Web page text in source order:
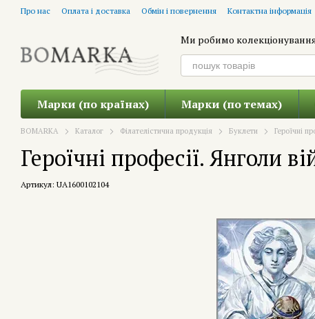
Перейти до основного контенту
Про нас Оплата і доставка Обмін і повернення Контактна інформація
Ми робимо
Марки (по країнах) Марки (по темах)
BOMARKA Каталог Філателістична продукція Буклети Героїчні
Героїчні професії. Янголи
Артикул: UA1600102104